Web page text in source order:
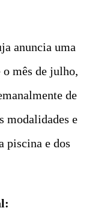
anuncia uma
o mês de julho,
de
modalidades e
piscina e dos